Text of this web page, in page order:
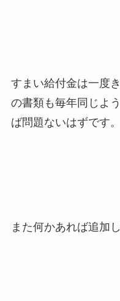
すまい給付金は一度
の書類も毎年同じよ
ば問題ないはずです。
また何かあれば追加